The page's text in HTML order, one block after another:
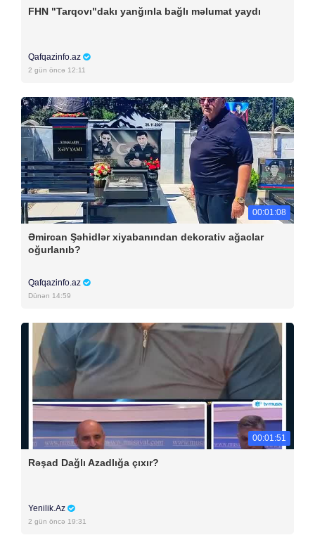
FHN "Tarqovı"dakı yanğınla bağlı məlumat yaydı
Qafqazinfo.az
2 gün öncə 12:11
00:01:08
Əmircan Şəhidlər xiyabanından dekorativ ağaclar
oğurlanıb?
Qafqazinfo.az
Dünən 14:59
00:01:51
Rəşad Dağlı Azadlığa çıxır?
Yenilik.Az
2 gün öncə 19:31